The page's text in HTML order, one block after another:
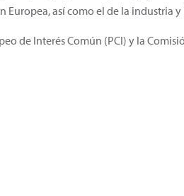
así como el de la industria
de Interés Común (PCI) y la